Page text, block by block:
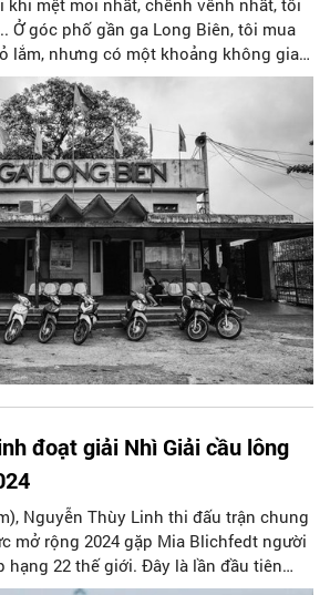
Ở góc phố gần ga Long Biên, tôi mua
lắm, nhưng có một khoảng không gian
ô cửa sổ mở rộng hai cánh, đủ để đón
tiếng đoàn tàu vào ga xình xịch...
đoạt giải Nhì Giải cầu lông
Nguyễn Thùy Linh thi đấu trận chung
mở rộng 2024 gặp Mia Blichfedt người
hạng 22 thế giới. Đây là lần đầu tiên
người Việt Nam vào tới chung kết